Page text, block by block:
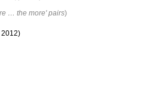
… the more' pairs)
2012)